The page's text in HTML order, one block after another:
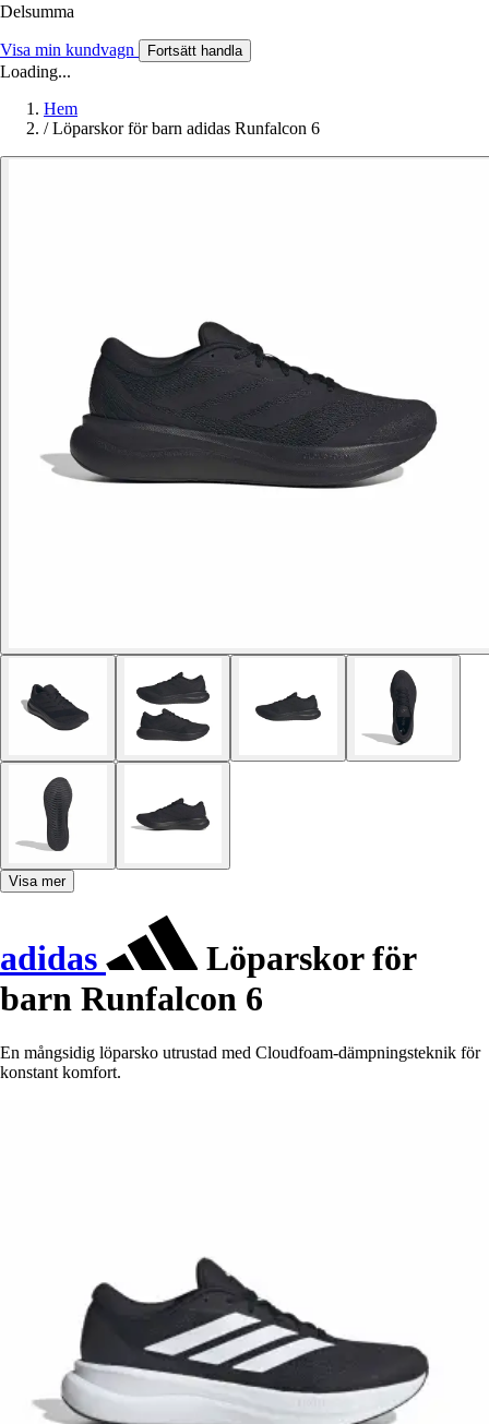
Delsumma
Visa min kundvagn Fortsätt handla
Loading...
Hem
/ Löparskor för barn adidas Runfalcon 6
Visa mer
adidas
Löparskor för
barn Runfalcon 6
En mångsidig löparsko utrustad med Cloudfoam-dämpningsteknik för
konstant komfort.